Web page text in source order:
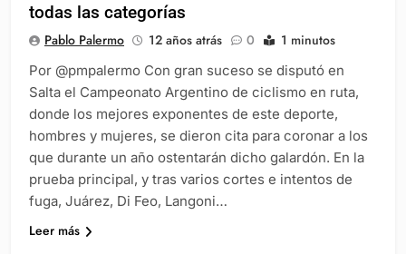
todas las categorías
Pablo Palermo 12 años atrás 0 1 minutos
Por @pmpalermo Con gran suceso se disputó en
Salta el Campeonato Argentino de ciclismo en ruta,
donde los mejores exponentes de este deporte,
hombres y mujeres, se dieron cita para coronar a los
que durante un año ostentarán dicho galardón. En la
prueba principal, y tras varios cortes e intentos de
fuga, Juárez, Di Feo, Langoni…
Leer más